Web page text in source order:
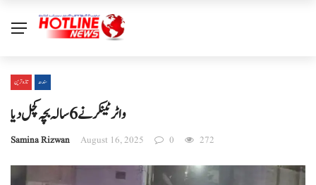
تازہ ترین سندھ
واٹر ٹینکر نے 6 سالہ بچہ کچل دیا
Samina Rizwan August 16, 2025 0 272